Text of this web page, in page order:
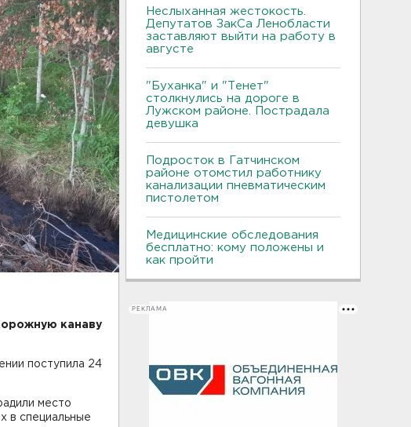
канаву
поступила 24
место
в специальные
Неслыханная жестокость.
Депутатов ЗакСа Ленобласти
заставляют выйти на работу в
августе
"Буханка" и "Тенет"
столкнулись на дороге в
Лужском районе. Пострадала
девушка
Подросток в Гатчинском
районе отомстил работнику
канализации пневматическим
пистолетом
Медицинские обследования
бесплатно: кому положены и
как пройти
РЕКЛАМА